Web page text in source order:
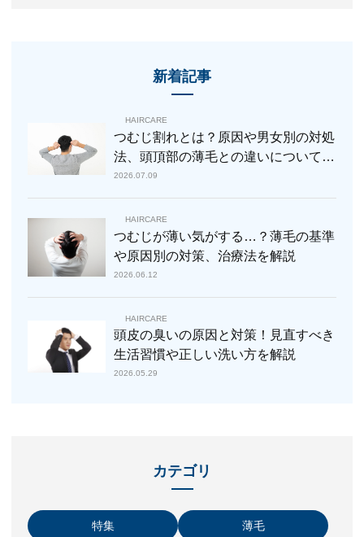
新着記事
つむじ割れとは？原因や男女別の対処
法、頭頂部の薄毛との違いについて解
説
2026.07.09
HAIRCARE
つむじが薄い気がする…？薄毛の基準
や原因別の対策、治療法を解説
2026.06.12
HAIRCARE
頭皮の臭いの原因と対策！見直すべき
生活習慣や正しい洗い方を解説
2026.05.29
HAIRCARE
カテゴリ
特集 薄毛